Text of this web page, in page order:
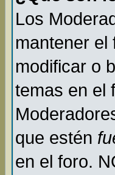
Los
mantener el
modificar o
temas en el
que estén
en el foro.